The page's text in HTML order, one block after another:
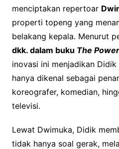
menciptakan repertoar
properti topeng yang
belakang kepala. Menurut
dkk. dalam buku The
inovasi ini menjadikan
hanya dikenal sebagai
koreografer, komedian,
televisi.
Lewat Dwimuka, Didik
tidak hanya soal gerak,